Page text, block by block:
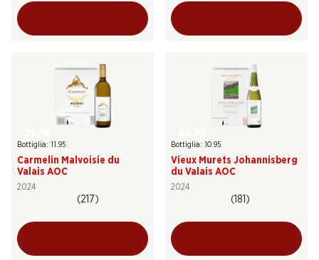
Bottiglia: 11.95
Carmelin Malvoisie du
Valais AOC
2024
(217)
Bottiglia: 10.95
Vieux Murets Johannisberg
du Valais AOC
2024
(181)